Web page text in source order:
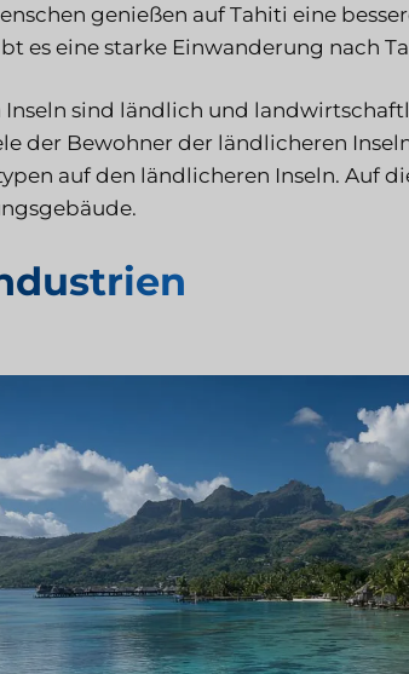
genießen auf Tahiti eine
es eine starke Einwanderung nach
Inseln sind ländlich und
der Bewohner der ländlicheren
auf den ländlicheren Inseln. Auf